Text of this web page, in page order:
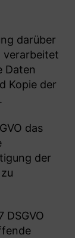
darüber
verarbeitet
Daten
Kopie der
das
der
DSGVO